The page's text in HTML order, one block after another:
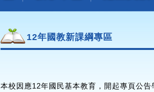
12年國教新課綱專區
本校因應12年國民基本教育，開起專頁公